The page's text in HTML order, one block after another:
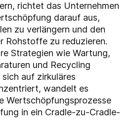
richtet das Unternehmen
darauf aus,
zu verlängern und den
Rohstoffe zu reduzieren.
Strategien wie Wartung,
und Recycling
auf zirkuläres
wandelt es
Wertschöpfungsprozesse
in ein Cradle-zu-Cradle-